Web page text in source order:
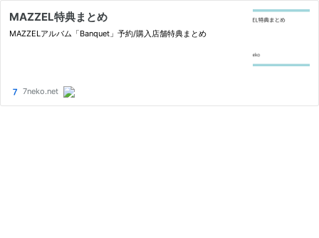
MAZZEL特典まとめ
MAZZELアルバム「Banquet」予約/購入店舗特典まとめ
7neko.net